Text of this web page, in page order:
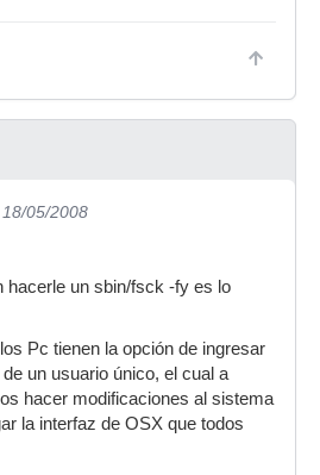
05/2008
hacerle un sbin/fsck -fy es lo
Pc tienen la opción de ingresar
un usuario único, el cual a
hacer modificaciones al sistema
la interfaz de OSX que todos